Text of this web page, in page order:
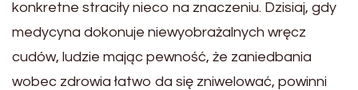
konkretne straciły nieco na znaczeniu. Dzisiaj, gdy
medycyna dokonuje niewyobrażalnych wręcz
cudów, ludzie mając pewność, że zaniedbania
wobec zdrowia łatwo da się zniwelować, powinni